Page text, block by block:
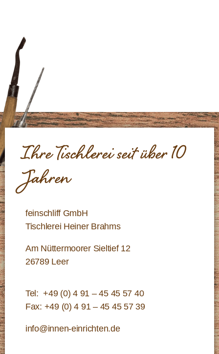
Ihre Tischlerei seit über 10
Jahren
feinschliff GmbH
Tischlerei Heiner Brahms
Am Nüttermoorer Sieltief 12
26789 Leer
Tel:+49 (0) 4 91 – 45 45 57 40
Fax: +49 (0) 4 91 – 45 45 57 39
info@innen-einrichten.de